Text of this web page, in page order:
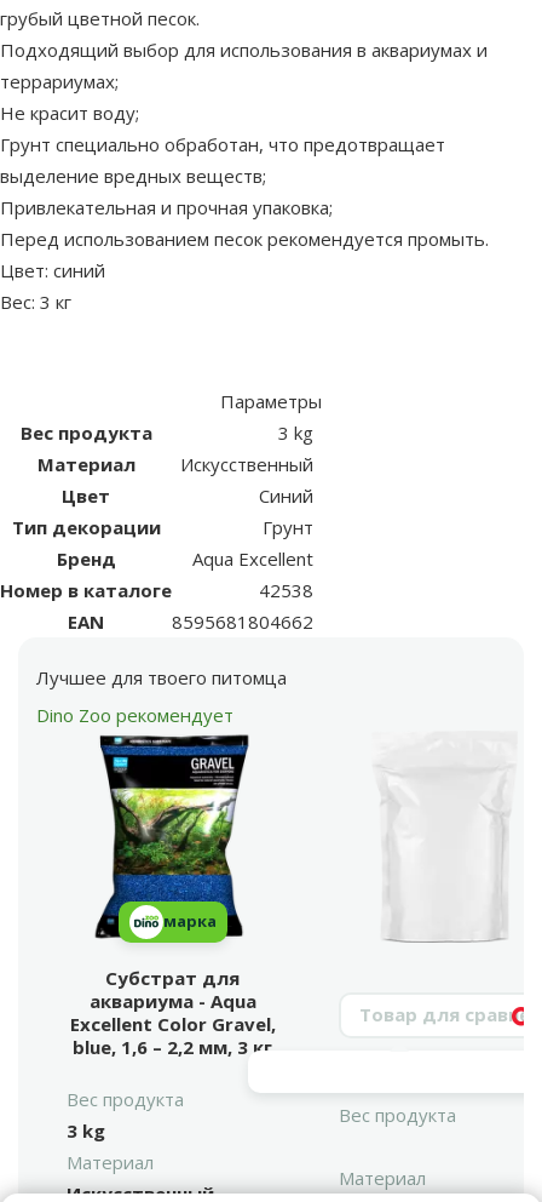
грубый цветной песок.
Подходящий выбор для использования в аквариумах и
террариумах;
Не красит воду;
Грунт специально обработан, что предотвращает
выделение вредных веществ;
Привлекательная и прочная упаковка;
Перед использованием песок рекомендуется промыть.
Цвет: синий
Вес: 3 кг
Параметры
Вес продукта
3 kg
Материал
Искусственный
Цвет
Синий
Тип декорации
Грунт
Бренд
Aqua Excellent
Номер в каталоге
42538
EAN
8595681804662
Лучшее для твоего питомца
Dino Zoo рекомендует
марка
Субстрат для
аквариума - Aqua
Excellent Color Gravel,
blue, 1,6 – 2,2 мм, 3 кг
Вес продукта
3 kg
Вес продукта
Материал
Искусственный
Материал